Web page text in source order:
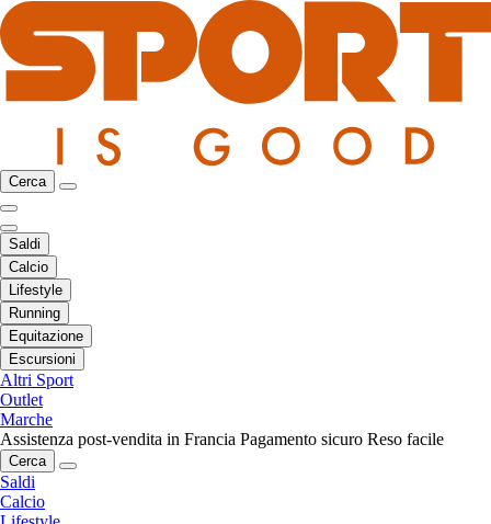
Cerca
Saldi
Calcio
Lifestyle
Running
Equitazione
Escursioni
Altri Sport
Outlet
Marche
Assistenza post-vendita in Francia Pagamento sicuro Reso facile
Cerca
Saldi
Calcio